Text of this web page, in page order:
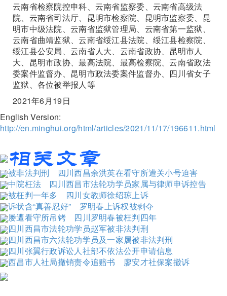
云南省检察院控申科、云南省监察委、云南省高级法
院、云南省司法厅、昆明市检察院、昆明市监察委、昆
明市中级法院、云南省监狱管理局、云南省第一监狱、
云南省曲靖监狱、云南省绥江县法院、绥江县检察院、
绥江县公安局、云南省人大、云南省政协、昆明市人
大、昆明市政协、最高法院、最高检察院、云南省政法
委案件监督办、昆明市政法委案件监督办、四川省女子
监狱、各位被举报人等
2021年6月19日
English Version:
http://en.minghui.org/html/articles/2021/11/17/196611.html
被非法判刑 四川西昌余洪英在看守所遭关小号迫害
中院枉法 四川西昌市法轮功学员家属与律师申诉控告
被枉判一年多 四川女教师徐绍琼上诉
诉状含“真善忍好” 罗明春上诉权被剥夺
屡遭看守所吊铐 四川罗明春被枉判四年
四川西昌市法轮功学员赵军被非法判刑
四川西昌市六法轮功学员及一家属被非法判刑
四川张翼行政诉讼人社部不依法公开申请信息
西昌市人社局撤销责令追赔书 廖安才社保案撤诉